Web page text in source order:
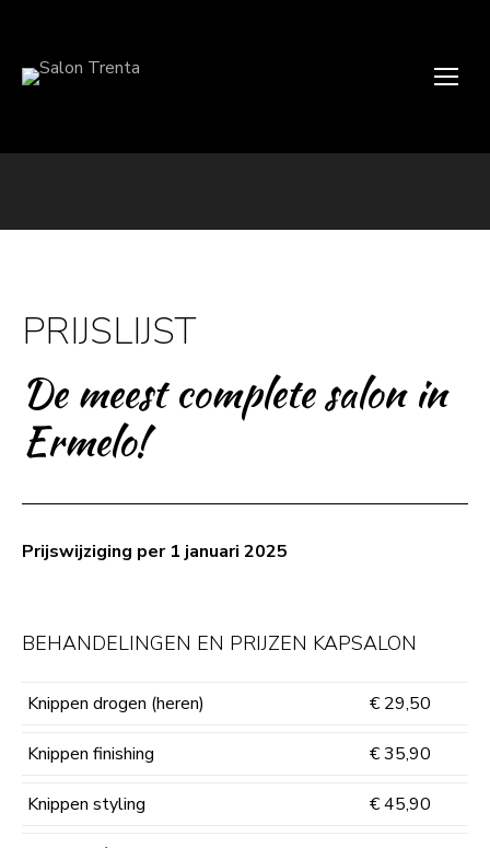
PRIJSLIJST
De meest complete salon in
Ermelo!
Prijswijziging per 1 januari 2025
BEHANDELINGEN EN PRIJZEN KAPSALON
Knippen drogen (heren) € 29,50
Knippen finishing € 35,90
Knippen styling € 45,90